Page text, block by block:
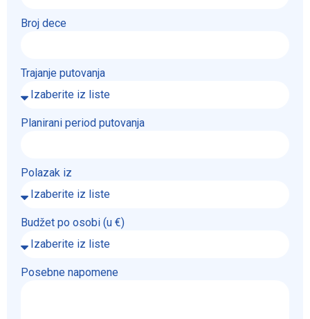
Broj dece
Trajanje putovanja
Planirani period putovanja
Polazak iz
Budžet po osobi (u €)
Posebne napomene